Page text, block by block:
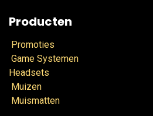
Producten
Promoties
Game Systemen
Headsets
Muizen
Muismatten